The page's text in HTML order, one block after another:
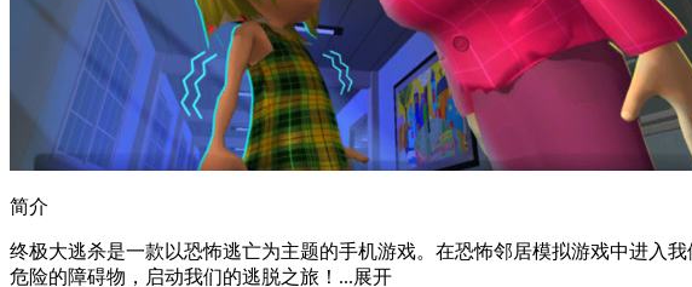
简介
终极大逃杀是一款以恐怖逃亡为主题的手机游戏。在恐怖邻居模拟游戏中进入
危险的障碍物，启动我们的逃脱之旅！...展开